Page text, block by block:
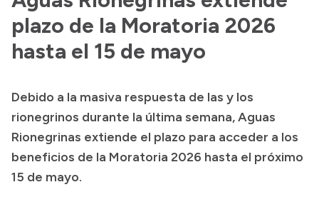
Transparencia
Boletín Oficial
Compras y licitaciones
Consulta de expedientes
Consulta de pago a proveedores
plazo de la Moratoria 2026
hasta el 15 de mayo
Debido a la masiva respuesta de las y los
rionegrinos durante la última semana, Aguas
Rionegrinas extiende el plazo para acceder a los
beneficios de la Moratoria 2026 hasta el próximo
15 de mayo.